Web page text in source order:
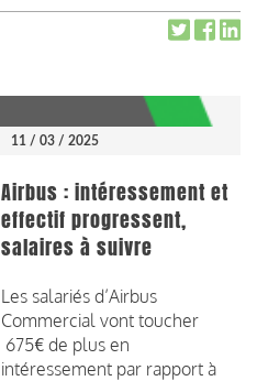
11 / 03 / 2025
Airbus : intéressement et
effectif progressent,
salaires à suivre
Les salariés d’Airbus
Commercial vont toucher
675€ de plus en
intéressement par rapport à